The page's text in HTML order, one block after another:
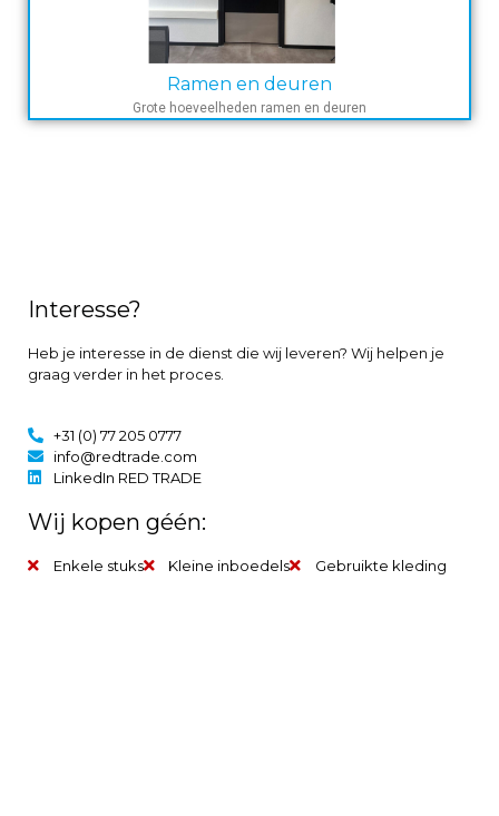
Ramen en deuren
Grote hoeveelheden ramen en deuren
Interesse?
Heb je interesse in de dienst die wij leveren? Wij helpen je
graag verder in het proces.
+31 (0) 77 205 0777
info@redtrade.com
LinkedIn RED TRADE
Wij kopen géén:
Enkele stuks Kleine inboedels Gebruikte kleding